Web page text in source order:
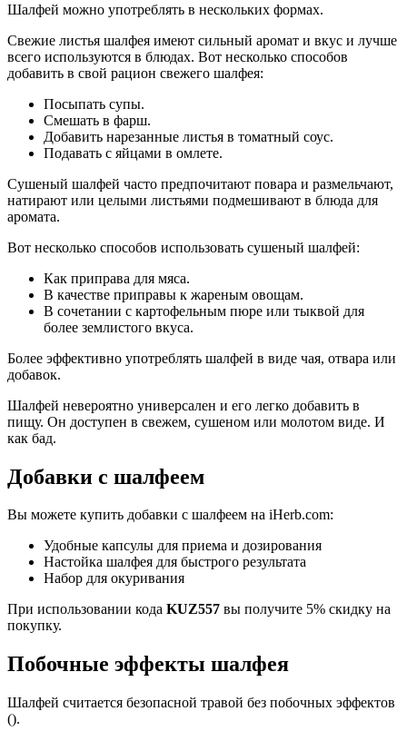
Шалфей можно употреблять в нескольких формах.
Свежие листья шалфея имеют сильный аромат и вкус и лучше
всего используются в блюдах. Вот несколько способов
добавить в свой рацион свежего шалфея:
Посыпать супы.
Смешать в фарш.
Добавить нарезанные листья в томатный соус.
Подавать с яйцами в омлете.
Сушеный шалфей часто предпочитают повара и размельчают,
натирают или целыми листьями подмешивают в блюда для
аромата.
Вот несколько способов использовать сушеный шалфей:
Как приправа для мяса.
В качестве приправы к жареным овощам.
В сочетании с картофельным пюре или тыквой для
более землистого вкуса.
Более эффективно употреблять шалфей в виде чая, отвара или
добавок.
Шалфей невероятно универсален и его легко добавить в
пищу. Он доступен в свежем, сушеном или молотом виде. И
как бад.
Добавки с шалфеем
Вы можете купить добавки с шалфеем на iHerb.com:
Удобные капсулы для приема и дозирования
Настойка шалфея для быстрого результата
Набор для окуривания
При использовании кода KUZ557 вы получите 5% скидку на
покупку.
Побочные эффекты шалфея
Шалфей считается безопасной травой без побочных эффектов
().